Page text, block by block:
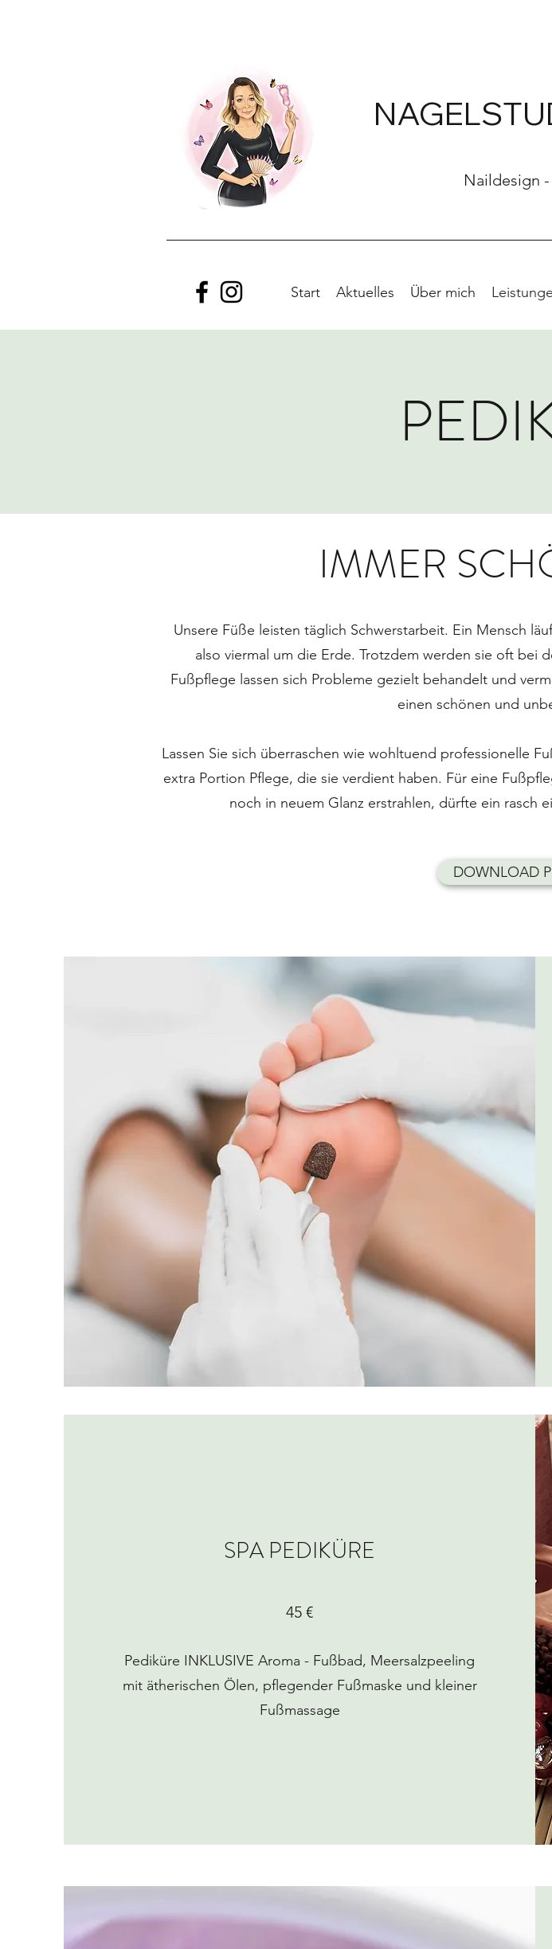
Naildesign
Start Aktuelles Über mich
IMMER
Unsere Füße leisten täglich Schwerstarbeit. Ein Mensch
also viermal um die Erde. Trotzdem werden sie oft bei
Fußpflege lassen sich Probleme gezielt behandelt und
einen schönen und
Lassen Sie sich überraschen wie wohltuend professionelle
extra Portion Pflege, die sie verdient haben. Für eine
noch in neuem Glanz erstrahlen, dürfte ein rasch
DOWNLOAD
SPA PEDIKÜRE
45 €
Pediküre INKLUSIVE Aroma - Fußbad, Meersalzpeeling
mit ätherischen Ölen, pflegender Fußmaske und kleiner
Fußmassage